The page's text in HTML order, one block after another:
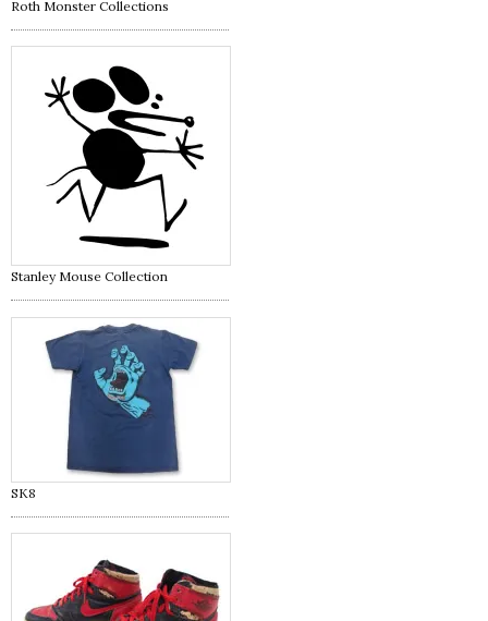
Roth Monster Collections
Stanley Mouse Collection
SK8